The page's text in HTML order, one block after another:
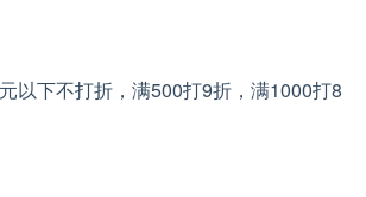
以下不打折，满500打9折，满1000打8